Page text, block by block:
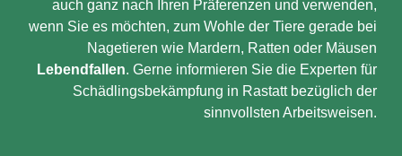
auch ganz nach Ihren Präferenzen und verwenden,
wenn Sie es möchten, zum Wohle der Tiere gerade bei
Nagetieren wie Mardern, Ratten oder Mäusen
Lebendfallen. Gerne informieren Sie die Experten für
Schädlingsbekämpfung in Rastatt bezüglich der
sinnvollsten Arbeitsweisen.